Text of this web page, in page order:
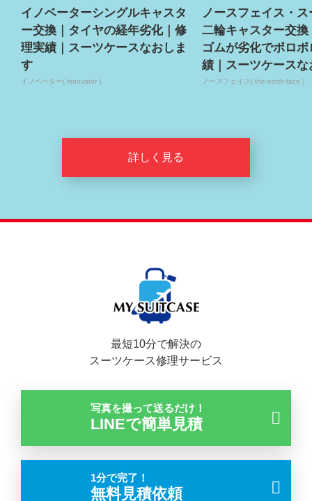
イノベーターシングルキャスタ
ー交換｜タイヤの経年劣化｜修
理実績｜スーツケースなおしま
す
イノベーター( innovator )
ノースフェイス・
二輪キャスター交換
ゴムが劣化でボロ
績｜スーツケースな
ノースフェイス( the-north-face )
詳しく見る
最短10分で解決の
スーツケース修理サービス
写真を撮って送るだけ！
LINEで簡単見積
1分で完了！
無料見積依頼